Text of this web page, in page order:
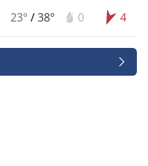
23° /38° 0 4